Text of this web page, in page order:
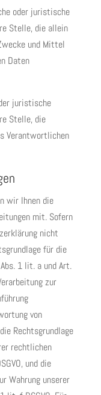
oder juristische
Stelle, die allein
und Mittel
Daten
juristische
Stelle, die
Verantwortlichen
wir Ihnen die
mit. Sofern
nicht
für die
1 lit. a und Art.
zur
von
Rechtsgrundlage
rechtlichen
und die
Wahrung unserer